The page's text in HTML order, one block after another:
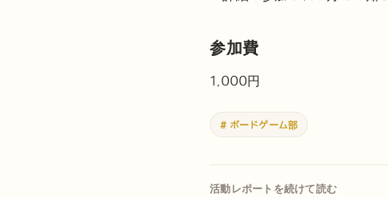
参加費
1,000円
# ボードゲーム部
活動レポートを続けて読む